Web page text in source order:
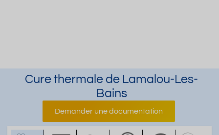
Cure thermale de Lamalou-Les-
Bains
Demander une documentation